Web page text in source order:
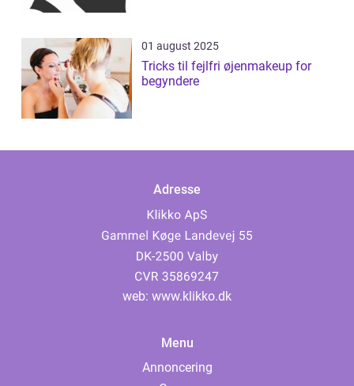
01 august 2025
Tricks til fejlfri øjenmakeup for
begyndere
Adresse
web: www.klikko.dk
Menu
Annoncering